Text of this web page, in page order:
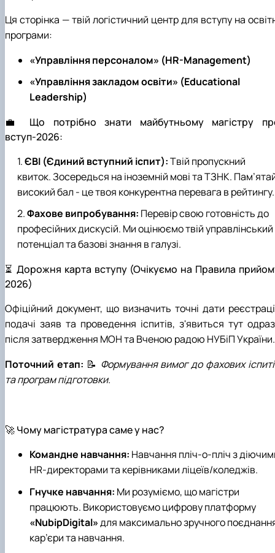
Ця сторінка — твій логістичний центр для вступу на
програми:
«Управління персоналом» (HR-Management)
«Управління закладом освіти» (Educational
Leadership)
💼 Що потрібно знати майбутньому магістру
вступ-2026:
ЄВІ (Єдиний вступний іспит):Твій пропускний
квиток. Зосередься на іноземній мові та ТЗНК.
високий бал - це твоя конкурентна перевага в рейтингу.
Фахове випробування: Перевір свою готовність до
професійних дискусій. Ми оцінюємо твій управлінський
потенціал та базові знання в галузі.
⏳ Дорожня карта вступу (Очікуємо на Правила
2026)
Офіційний документ, що визначить точні дати
подачі заяв та проведення іспитів, з'явиться тут
після затвердження МОН та Вченою радою НУБіП України.
Поточний етап: 📝 Формування вимог до фахових
та програм підготовки.
🚀 Чому магістратура саме у нас?
Командне навчання: Навчання пліч-о-пліч з
HR-директорами та керівниками ліцеїв/коледжів.
Гнучке навчання: Ми розуміємо, що магістри
працюють. Використовуємо цифрову платформу
«NubipDigital»для максимально зручного
кар’єри та навчання.